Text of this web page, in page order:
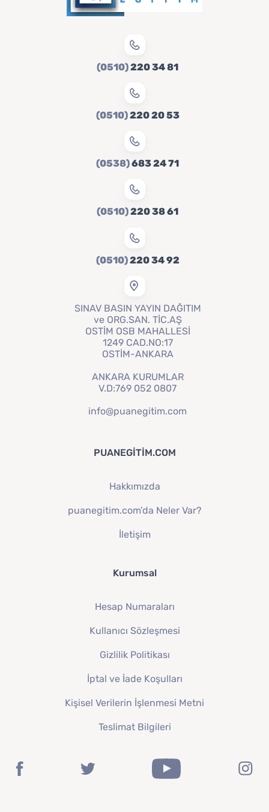
(0510)220 34 81
(0510)220 20 53
(0538)683 24 71
(0510)220 38 61
(0510)220 34 92
SINAV BASIN YAYIN DAĞITIM
ve ORG.SAN. TİC.AŞ
OSTİM OSB MAHALLESİ
1249 CAD.NO:17
OSTİM-ANKARA
ANKARA KURUMLAR
V.D:769 052 0807
info@puanegitim.com
PUANEGITIM.COM
Hakkımızda
puanegitim.com’da Neler Var?
İletişim
Kurumsal
Hesap Numaraları
Kullanıcı Sözleşmesi
Gizlilik Politikası
İptal ve İade Koşulları
Kişisel Verilerin İşlenmesi Metni
Teslimat Bilgileri